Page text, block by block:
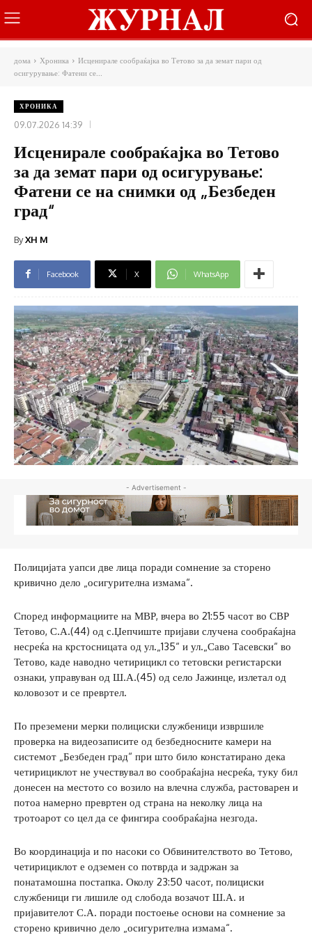
дома Хроника
Исценирале сообраќајка во Тетово за да земат пари од
осигурување: Фатени се...
ХРОНИКА
09.07.2026 14:39
Исценирале сообраќајка во Тетово
за да земат пари од осигурување:
Фатени се на снимки од „Безбеден
град“
ByXH M
Facebook X WhatsApp
- Advertisement -
Полицијата уапси две лица поради сомнение за сторено
кривично дело „осигурителна измама“.
Според информациите на МВР, вчера во 21:55 часот во СВР
Тетово, С.А.(44) од с.Џепчиште пријави случена сообраќајна
несреќа на крстосницата од ул.„135“ и ул.„Саво Тасевски“ во
Тетово, каде наводно четирицикл со тетовски регистарски
ознаки, управуван од Ш.А.(45) од село Јажинце, излетал од
коловозот и се превртел.
По преземени мерки полициски службеници извршиле
проверка на видеозаписите од безбедносните камери на
системот „Безбеден град“ при што било констатирано дека
четирициклот не учествувал во сообраќајна несреќа, туку бил
донесен на местото со возило на влечна служба, растоварен и
потоа намерно превртен од страна на неколку лица на
тротоарот со цел да се фингира сообраќајна незгода.
Во координација и по насоки со Обвинителството во Тетово,
четирициклот е одземен со потврда и задржан за
понатамошна постапка. Околу 23:50 часот, полициски
службеници ги лишиле од слобода возачот Ш.А. и
пријавителот С.А. поради постоење основи на сомнение за
сторено кривично дело „осигурителна измама“.